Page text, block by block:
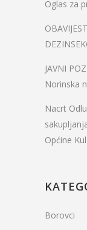
Oglas za
JAVNI
Norinska
Nacrt
Općine
Borovci